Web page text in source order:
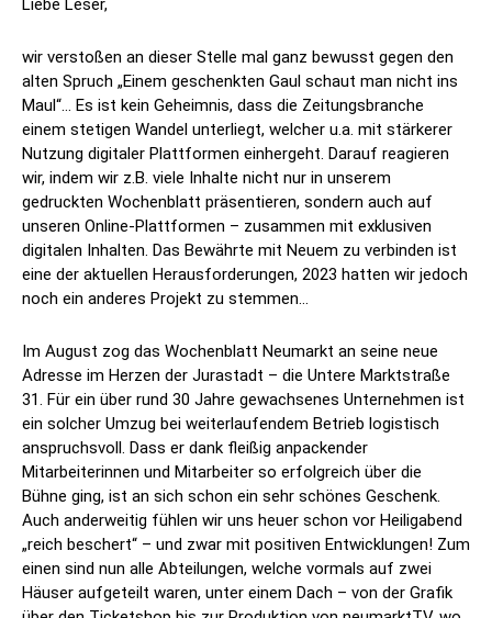
Liebe Leser,
wir verstoßen an dieser Stelle mal ganz bewusst gegen den
alten Spruch „Einem geschenkten Gaul schaut man nicht ins
Maul“… Es ist kein Geheimnis, dass die Zeitungsbranche
einem stetigen Wandel unterliegt, welcher u.a. mit stärkerer
Nutzung digitaler Plattformen einhergeht. Darauf reagieren
wir, indem wir z.B. viele Inhalte nicht nur in unserem
gedruckten Wochenblatt präsentieren, sondern auch auf
unseren Online-Plattformen – zusammen mit exklusiven
digitalen Inhalten. Das Bewährte mit Neuem zu verbinden ist
eine der aktuellen Herausforderungen, 2023 hatten wir jedoch
noch ein anderes Projekt zu stemmen…
Im August zog das Wochenblatt Neumarkt an seine neue
Adresse im Herzen der Jurastadt – die Untere Marktstraße
31. Für ein über rund 30 Jahre gewachsenes Unternehmen ist
ein solcher Umzug bei weiterlaufendem Betrieb logistisch
anspruchsvoll. Dass er dank fleißig anpackender
Mitarbeiterinnen und Mitarbeiter so erfolgreich über die
Bühne ging, ist an sich schon ein sehr schönes Geschenk.
Auch anderweitig fühlen wir uns heuer schon vor Heiligabend
„reich beschert“ – und zwar mit positiven Entwicklungen! Zum
einen sind nun alle Abteilungen, welche vormals auf zwei
Häuser aufgeteilt waren, unter einem Dach – von der Grafik